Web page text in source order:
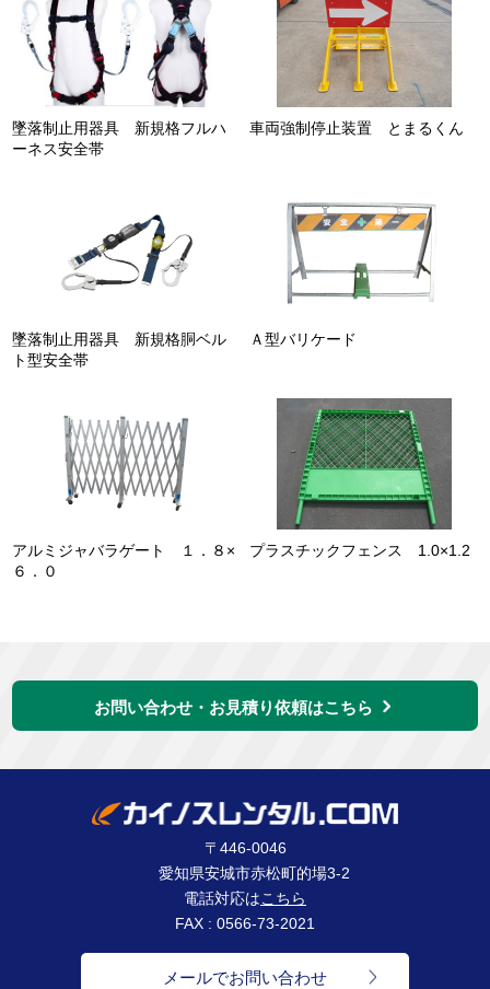
墜落制止用器具 新規格フルハ
ーネス安全帯
車両強制停止装置 とまるくん
墜落制止用器具 新規格胴ベル
ト型安全帯
Ａ型バリケード
アルミジャバラゲート １．８×
６．０
プラスチックフェンス 1.0×1.2
お問い合わせ・お見積り依頼はこちら
〒446-0046
愛知県安城市赤松町的場3-2
電話対応はこちら
FAX : 0566-73-2021
メールでお問い合わせ